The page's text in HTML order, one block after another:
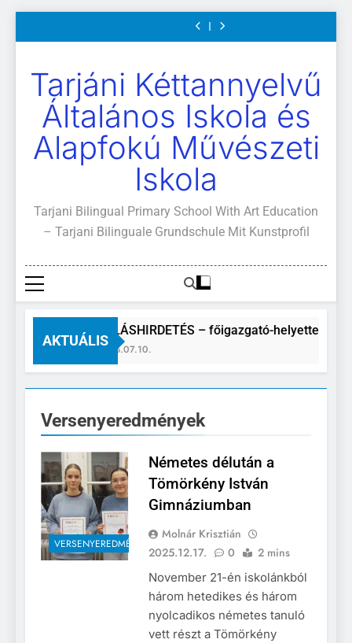
a
Világunk!
2026.rendje
ajánlott
olvasmányok
Világunk!
2026.
május
rendje
ésMi
Tarjáni Kéttannyelvű
Általános Iskola és
Alapfokú Művészeti
Iskola
Tarjani Bilingual Primary School With Art Education
– Tarjani Bilinguale Grundschule Mit Kunstprofil
AKTUÁLIS
ÁLLÁSHIRDETÉS – főigazgató-helyettes
2026.07.10.
Versenyeredmények
VERSENYEREDMÉNYEK
Németes délután a
Tömörkény István
Gimnáziumban
Molnár Krisztián
2025.12.17.
0 2 mins
November 21-én iskolánkból
három hetedikes és három
nyolcadikos németes tanuló
vett részt a Tömörkény